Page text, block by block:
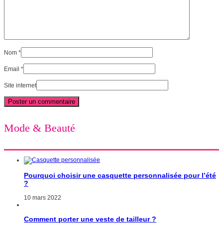
Nom *
Email *
Site internet
Mode & Beauté
Pourquoi choisir une casquette personnalisée pour l’été
?
10 mars 2022
Comment porter une veste de tailleur ?